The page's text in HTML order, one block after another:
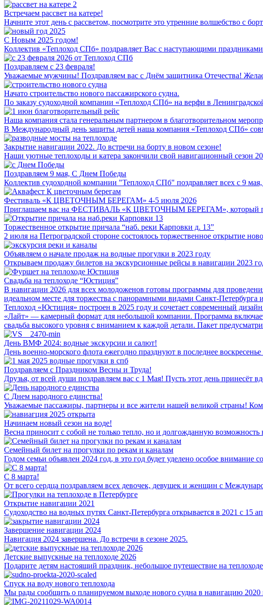
Встречаем рассвет на катере!
Начните этот день с рассветом, посмотрите это утренние волшебство с
С Новым 2025 годом!
Коллектив «Теплоход СПб» поздравляет Вас с наступающими
Поздравляем с 23 февраля!
Уважаемые мужчины! Поздравляем вас с Днём защитника Отечества!
Начато строительство нового пассажирского судна.
По заказу судоходной компании «Теплоход СПб» на верфи в
Наша компания стала генеральным партнером в благотворительном
В Международный день защиты детей наша компания «Теплоход СПб»
Закрытие навигации 2022. До встречи на борту в новом сезоне!
Наши уютные теплоходы и катера закончили свой навигационный сезон
Поздравляем 9 мая, С Днем Победы
Коллектив судоходной компании "Теплоход СПб" поздравляет всех с 9
Фестиваль «К ЦВЕТОЧНЫМ БЕРЕГАМ» 4-5 июля 2026
Приглашаем вас на ФЕСТИВАЛЬ «К ЦВЕТОЧНЫМ БЕРЕГАМ», который
Торжественное открытие причала “наб. реки Карповки д. 13”
2 июля на Петроградской стороне состоялось торжественное открытие
Объявляем о начале продаж на водные прогулки в 2023 году
Открываем продажу билетов на экскурсионные рейсы в навигации 2023
Свадьба на теплоходе “Юстиция”
В навигации 2026 для всех молодоженов готовы программы для
идеальном месте для торжества с панорамными видами
Теплоход «Юстиция» построен в 2025 году и сочетает современный
«Лайт» — камерный формат для небольшой компании. Программа
свадьба высокого уровня с вниманием к каждой детали. Пакет
День ВМФ 2024: водные экскурсии и салют!
День военно-морского флота ежегодно празднуют в последнее
Поздравляем с Праздником Весны и Труда!
Друзья, от всей души поздравляем вас с 1 Мая! Пусть этот день принесёт
С Днем народного единства!
Уважаемые пассажиры, партнеры и все жители нашей великой страны!
Начинаем новый сезон на воде!
Весна приносит с собой не только тепло, но и долгожданную
Семейный билет на прогулки по рекам и каналам
Годом семьи объявлен 2024 год, в это год будет уделено особое
C 8 марта!
От всего сердца поздравляем всех девочек, девушек и женщин с
Открытие навигации 2021
Судоходство на водных путях Санкт-Петербурга открывается в 2021 с 15
Завершение навигации 2024
Навигация 2024 завершена. До встречи в сезоне 2025.
Детские выпускные на теплоходе 2026
Подарите детям настоящий праздник, небольшое путешествие на
Спуск на воду нового теплохода
Мы рады сообщить о планируемом выходе нового судна в навигацию